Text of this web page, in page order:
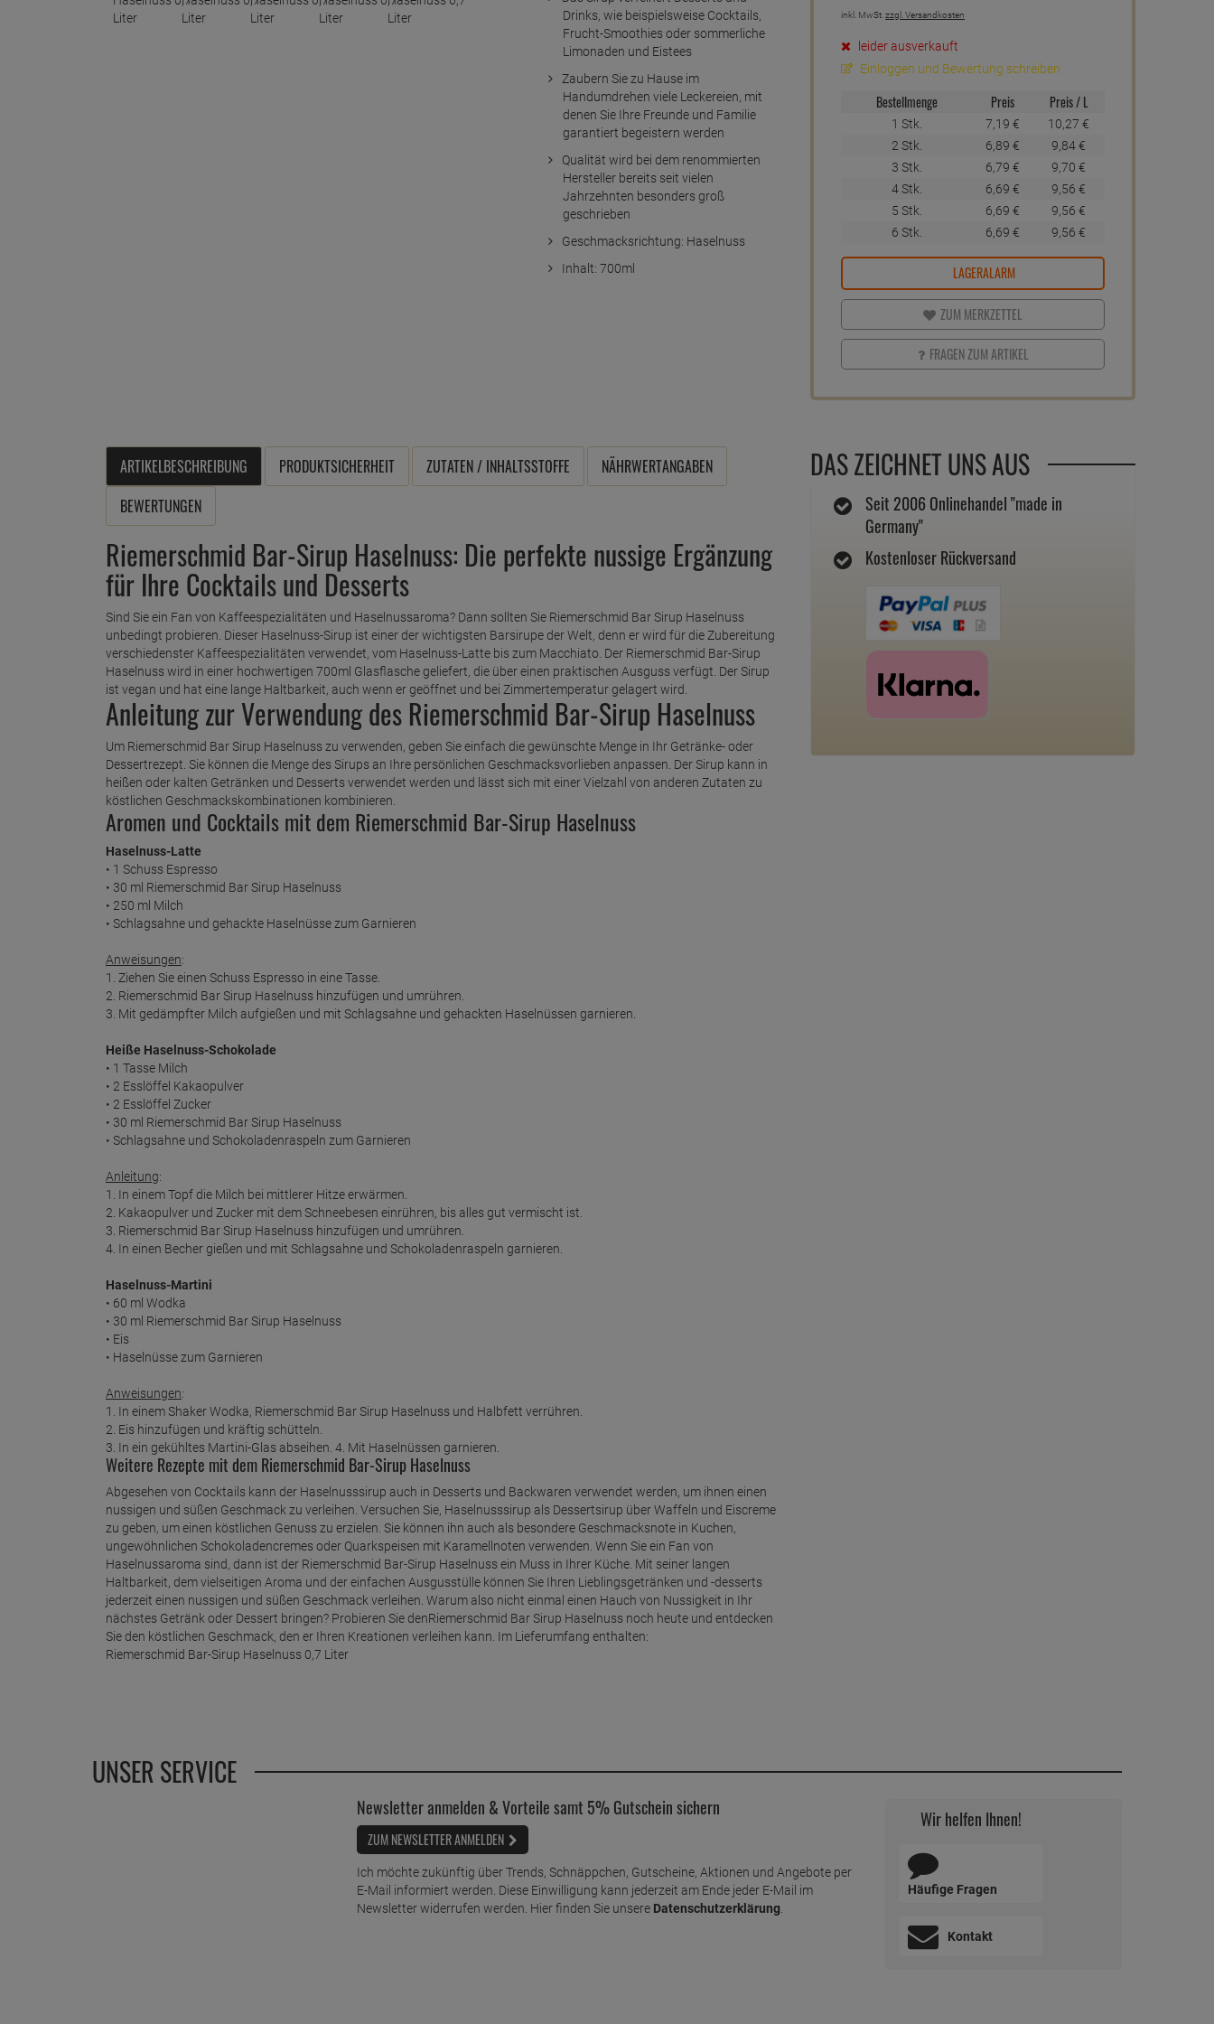
Drinks, wie beispielsweise Cocktails,
Frucht-Smoothies oder sommerliche
Limonaden und Eistees
Zaubern Sie zu Hause im
Handumdrehen viele Leckereien, mit
denen Sie Ihre Freunde und Familie
garantiert begeistern werden
Qualität wird bei dem renommierten
Hersteller bereits seit vielen
Jahrzehnten besonders groß
geschrieben
Geschmacksrichtung: Haselnuss
Inhalt: 700ml
inkl. MwSt. zzgl. Versandkosten
leider ausverkauft
Einloggen und Bewertung schreiben
Bestellmenge Preis Preis / L
1 Stk. 7,19 € 10,27 €
2 Stk.
6,89 € 9,84€
3 Stk.
6,79 € 9,70 €
4 Stk.
6,69 € 9,56 €
5 Stk.
6,69 € 9,56 €
6 Stk.
6,69 € 9,56 €
LAGERALARM
ZUM MERKZETTEL
FRAGEN ZUM ARTIKEL
DAS ZEICHNET UNS AUS
Seit 2006 Onlinehandel "made in
Germany"
Kostenloser Rückversand
ARTIKELBESCHREIBUNG PRODUKTSICHERHEIT ZUTATEN / INHALTSSTOFFE
NÄHRWERTANGABEN
BEWERTUNGEN
Riemerschmid Bar-Sirup Haselnuss: Die perfekte nussige Ergänzung
für Ihre Cocktails und Desserts
Sind Sie ein Fan von Kaffeespezialitäten und Haselnussaroma? Dann sollten Sie Riemerschmid Bar Sirup Haselnuss
unbedingt probieren. Dieser Haselnuss-Sirup ist einer der wichtigsten Barsirupe der Welt, denn er wird für die Zubereitung
verschiedenster Kaffeespezialitäten verwendet, vom Haselnuss-Latte bis zum Macchiato. Der Riemerschmid Bar-Sirup
Haselnuss wird in einer hochwertigen 700ml Glasflasche geliefert, die über einen praktischen Ausguss verfügt. Der Sirup
ist vegan und hat eine lange Haltbarkeit, auch wenn er geöffnet und bei Zimmertemperatur gelagert wird.
Anleitung zur Verwendung des Riemerschmid Bar-Sirup Haselnuss
Um Riemerschmid Bar Sirup Haselnuss zu verwenden, geben Sie einfach die gewünschte Menge in Ihr Getränke- oder
Dessertrezept. Sie können die Menge des Sirups an Ihre persönlichen Geschmacksvorlieben anpassen. Der Sirup kann in
heißen oder kalten Getränken und Desserts verwendet werden und lässt sich mit einer Vielzahl von anderen Zutaten zu
köstlichen Geschmackskombinationen kombinieren.
Aromen und Cocktails mit dem Riemerschmid Bar-Sirup Haselnuss
Haselnuss-Latte
• 1 Schuss Espresso
• 30 ml Riemerschmid Bar Sirup Haselnuss
• 250 ml Milch
• Schlagsahne und gehackte Haselnüsse zum Garnieren
Anweisungen:
1. Ziehen Sie einen Schuss Espresso in eine Tasse.
2. Riemerschmid Bar Sirup Haselnuss hinzufügen und umrühren.
3. Mit gedämpfter Milch aufgießen und mit Schlagsahne und gehackten Haselnüssen garnieren.
Heiße Haselnuss-Schokolade
• 1 Tasse Milch
• 2 Esslöffel Kakaopulver
• 2 Esslöffel Zucker
• 30 ml Riemerschmid Bar Sirup Haselnuss
• Schlagsahne und Schokoladenraspeln zum Garnieren
Anleitung:
1. In einem Topf die Milch bei mittlerer Hitze erwärmen.
2. Kakaopulver und Zucker mit dem Schneebesen einrühren, bis alles gut vermischt ist.
3. Riemerschmid Bar Sirup Haselnuss hinzufügen und umrühren.
4. In einen Becher gießen und mit Schlagsahne und Schokoladenraspeln garnieren.
Haselnuss-Martini
• 60 ml Wodka
• 30 ml Riemerschmid Bar Sirup Haselnuss
• Eis
• Haselnüsse zum Garnieren
Anweisungen:
1. In einem Shaker Wodka, Riemerschmid Bar Sirup Haselnuss und Halbfett verrühren.
2. Eis hinzufügen und kräftig schütteln.
3. In ein gekühltes Martini-Glas abseihen. 4. Mit Haselnüssen garnieren.
Weitere Rezepte mit dem Riemerschmid Bar-Sirup Haselnuss
Abgesehen von Cocktails kann der Haselnusssirup auch in Desserts und Backwaren verwendet werden, um ihnen einen
nussigen und süßen Geschmack zu verleihen. Versuchen Sie, Haselnusssirup als Dessertsirup über Waffeln und Eiscreme
zu geben, um einen köstlichen Genuss zu erzielen. Sie können ihn auch als besondere Geschmacksnote in Kuchen,
ungewöhnlichen Schokoladencremes oder Quarkspeisen mit Karamellnoten verwenden. Wenn Sie ein Fan von
Haselnussaroma sind, dann ist der Riemerschmid Bar-Sirup Haselnuss ein Muss in Ihrer Küche. Mit seiner langen
Haltbarkeit, dem vielseitigen Aroma und der einfachen Ausgusstülle können Sie Ihren Lieblingsgetränken und -desserts
jederzeit einen nussigen und süßen Geschmack verleihen. Warum also nicht einmal einen Hauch von Nussigkeit in Ihr
nächstes Getränk oder Dessert bringen? Probieren Sie denRiemerschmid Bar Sirup Haselnuss noch heute und entdecken
Sie den köstlichen Geschmack, den er Ihren Kreationen verleihen kann. Im Lieferumfang enthalten:
Riemerschmid Bar-Sirup Haselnuss 0,7 Liter
UNSER SERVICE
Newsletter anmelden & Vorteile samt 5% Gutschein sichern
ZUM NEWSLETTER ANMELDEN
Ich möchte zukünftig über Trends, Schnäppchen, Gutscheine, Aktionen und Angebote per
E-Mail informiert werden. Diese Einwilligung kann jederzeit am Ende jeder E-Mail im
Newsletter widerrufen werden. Hier finden Sie unsere Datenschutzerklärung.
Wir helfen Ihnen!
Häufige Fragen
Kontakt